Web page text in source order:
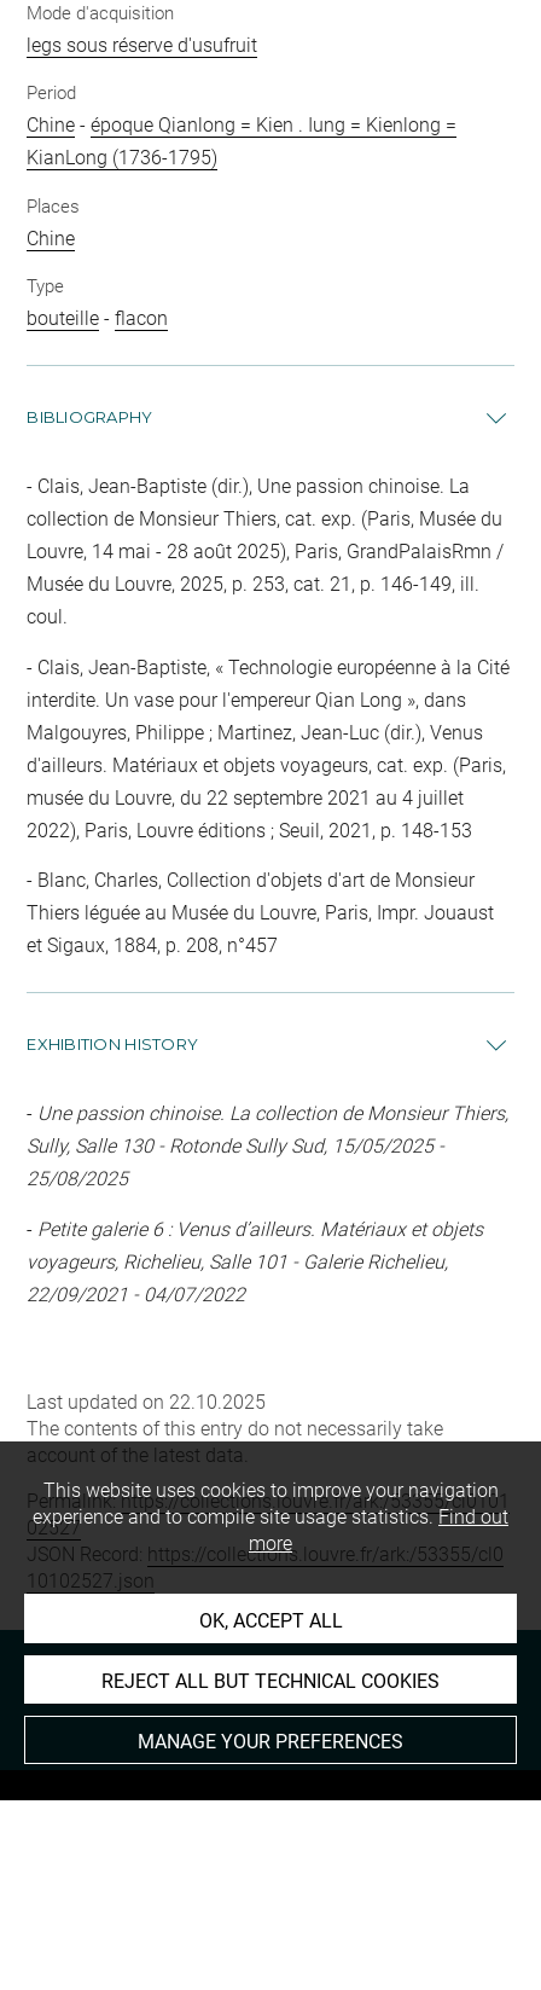
Mode d'acquisition
legs sous réserve d'usufruit
Period
Chine -époque Qianlong = Kien . Iung = Kienlong =
KianLong (1736-1795)
Places
Chine
Type
bouteille -flacon
BIBLIOGRAPHY
Clais, Jean-Baptiste (dir.), Une passion chinoise. La
collection de Monsieur Thiers, cat. exp. (Paris, Musée du
Louvre, 14 mai - 28 août 2025), Paris, GrandPalaisRmn /
Musée du Louvre, 2025, p. 253, cat. 21, p. 146-149, ill.
coul.
Clais, Jean-Baptiste, « Technologie européenne à la Cité
interdite. Un vase pour l'empereur Qian Long », dans
Malgouyres, Philippe ; Martinez, Jean-Luc (dir.), Venus
d'ailleurs. Matériaux et objets voyageurs, cat. exp. (Paris,
musée du Louvre, du 22 septembre 2021 au 4 juillet
2022), Paris, Louvre éditions ; Seuil, 2021, p. 148-153
Blanc, Charles, Collection d'objets d'art de Monsieur
Thiers léguée au Musée du Louvre, Paris, Impr. Jouaust
et Sigaux, 1884, p. 208, n°457
EXHIBITION HISTORY
- Une passion chinoise. La collection de Monsieur Thiers,
Sully, Salle 130 - Rotonde Sully Sud, 15/05/2025 -
25/08/2025
- Petite galerie 6 : Venus d’ailleurs. Matériaux et objets
voyageurs, Richelieu, Salle 101 - Galerie Richelieu,
22/09/2021 - 04/07/2022
Last updated on 22.10.2025
The contents of this entry do not necessarily take
account of the latest data.
Permalink:https://collections.louvre.fr/ark:/53355/cl0101
02527
JSON Record: https://collections.louvre.fr/ark:/53355/cl0
10102527.json
This website uses cookies to improve your navigation
experience and to compile site usage statistics.Find out
more
OK, ACCEPT ALL
REJECT ALL BUT TECHNICAL COOKIES
MANAGE YOUR PREFERENCES